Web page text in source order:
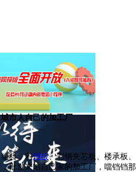
市人自己的加工厂
料，彩钢板、彩钢夹芯板、楼承板、
，批发来咱自己家的加工厂，噹铛铛那